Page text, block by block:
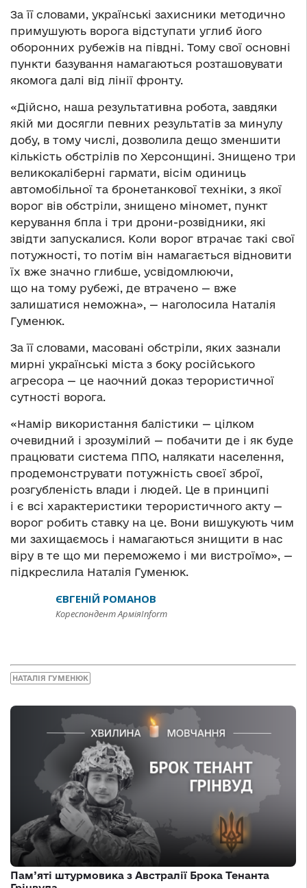
За її словами, українські захисники методично
примушують ворога відступати углиб його
оборонних рубежів на півдні. Тому свої основні
пункти базування намагаються розташовувати
якомога далі від лінії фронту.
«Дійсно, наша результативна робота, завдяки
якій ми досягли певних результатів за минулу
добу, в тому числі, дозволила дещо зменшити
кількість обстрілів по Херсонщині. Знищено три
великокаліберні гармати, вісім одиниць
автомобільної та бронетанкової техніки, з якої
ворог вів обстріли, знищено міномет, пункт
керування бпла і три дрони-розвідники, які
звідти запускалися. Коли ворог втрачає такі свої
потужності, то потім він намагається відновити
їх вже значно глибше, усвідомлюючи,
що на тому рубежі, де втрачено — вже
залишатися неможна», — наголосила Наталія
Гуменюк.
За її словами, масовані обстріли, яких зазнали
мирні українські міста з боку російського
агресора — це наочний доказ терористичної
сутності ворога.
«Намір використання балістики — цілком
очевидний і зрозумілий — побачити де і як буде
працювати система ППО, налякати населення,
продемонструвати потужність своєї зброї,
розгубленість влади і людей. Це в принципі
і є всі характеристики терористичного акту —
ворог робить ставку на це. Вони вишукують чим
ми захищаємось і намагаються знищити в нас
віру в те що ми переможемо і ми вистроїмо», —
підкреслила Наталія Гуменюк.
ЄВГЕНІЙ РОМАНОВ
Кореспондент АрміяInform
НАТАЛІЯ ГУМЕНЮК
Пам’яті штурмовика з Австралії Брока Тенанта